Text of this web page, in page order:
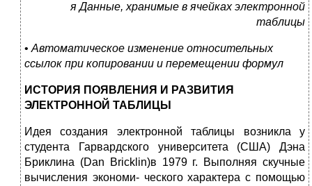
я Данные, хранимые в ячейках электронной
таблицы
•Автоматическое изменение относительных
ссылок при копировании и перемещении формул
ИСТОРИЯ ПОЯВЛЕНИЯ И РАЗВИТИЯ
ЭЛЕКТРОННОЙ ТАБЛИЦЫ
Идея создания электронной таблицы возникла у
студента Гарвардского университета (США) Дэна
Бриклина (Dan Bricklin)в 1979 г. Выполняя скучные
вычисления экономи- ческого характера с помощью